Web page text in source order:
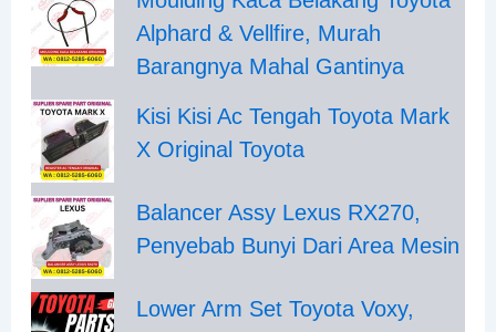
Alphard & Vellfire, Murah
Barangnya Mahal Gantinya
Kisi Kisi Ac Tengah Toyota Mark
X Original Toyota
Balancer Assy Lexus RX270,
Penyebab Bunyi Dari Area Mesin
Lower Arm Set Toyota Voxy,